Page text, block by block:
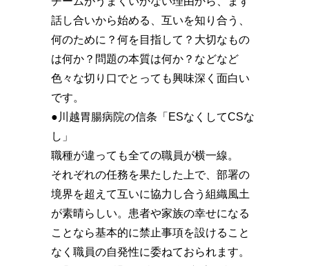
話し合いから始める、互いを知り合う、
何のために？何を目指して？大切なもの
は何か？問題の本質は何か？などなど
色々な切り口でとっても興味深く面白い
です。
●川越胃腸病院の信条「ESなくしてCSな
し」
職種が違っても全ての職員が横一線。
それぞれの任務を果たした上で、部署の
境界を超えて互いに協力し合う組織風土
が素晴らしい。患者や家族の幸せになる
ことなら基本的に禁止事項を設けること
なく職員の自発性に委ねておられます。